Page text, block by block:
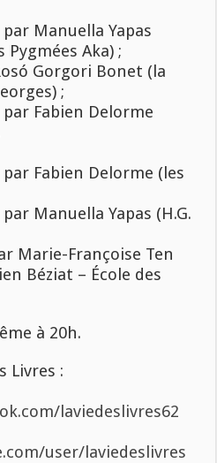
par Manuella Yapas
Aka) ;
Gorgori Bonet (la
;
par Fabien Delorme
par Fabien Delorme (les
par Manuella Yapas (H.G.
Marie-Françoise Ten
Béziat – École des
à 20h.
Livres :
laviedeslivres62
user/laviedeslivres